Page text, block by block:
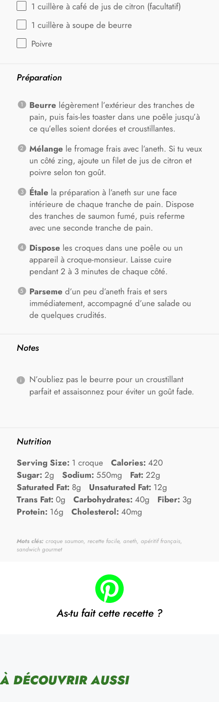
1 cuillère à café de jus de citron (facultatif)
1 cuillère à soupe de beurre
Poivre
Préparation
Beurre légèrement l’extérieur des tranches de
pain, puis fais-les toaster dans une poêle jusqu’à
ce qu’elles soient dorées et croustillantes.
Mélange le fromage frais avec l’aneth. Si tu veux
un côté zing, ajoute un filet de jus de citron et
poivre selon ton goût.
Étale la préparation à l’aneth sur une face
intérieure de chaque tranche de pain. Dispose
des tranches de saumon fumé, puis referme
avec une seconde tranche de pain.
Dispose les croques dans une poêle ou un
appareil à croque-monsieur. Laisse cuire
pendant 2 à 3 minutes de chaque côté.
Parseme d’un peu d’aneth frais et sers
immédiatement, accompagné d’une salade ou
de quelques crudités.
Notes
N’oubliez pas le beurre pour un croustillant
parfait et assaisonnez pour éviter un goût fade.
Nutrition
Serving Size: 1 croque Calories: 420
Sugar: 2g Sodium: 550mg Fat: 22g
Saturated Fat: 8g Unsaturated Fat: 12g
Trans Fat: 0g Carbohydrates: 40g Fiber: 3g
Protein: 16g Cholesterol: 40mg
Mots clés: croque saumon, recette facile, aneth, apéritif français,
sandwich gourmet
As-tu fait cette recette ?
À DÉCOUVRIR AUSSI